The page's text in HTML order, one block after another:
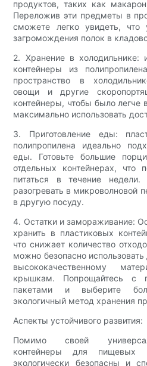
продуктов, таких как
Переложив эти предметы в
сможете легко увидеть,
загромождения полок в
2. Хранение в холодильнике:
контейнеры из
пространство в
овощи и другие
контейнеры, чтобы было легче
максимально использовать
3. Приготовление еды:
полипропилена идеально
еды. Готовьте большие
отдельных контейнерах, что
питаться в течение
разогревать в микроволновой
в другую посуду.
4. Остатки и замораживание:
хранить в пластиковых
что снижает количество
можно безопасно
высококачественному
крышкам. Попрощайтесь с
пакетами и выберите
экологичный метод хранения
Аспекты устойчивого развития:
Помимо своей
контейнеры для
экологически безопасны и